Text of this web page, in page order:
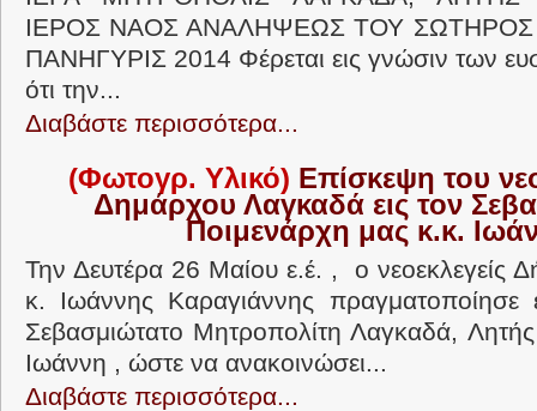
ΙΕΡΟΣ ΝΑΟΣ ΑΝΑΛΗΨΕΩΣ ΤΟΥ ΣΩΤΗΡΟΣ
ΠΑΝΗΓΥΡΙΣ 2014 Φέρεται εις γνώσιν των
ότι την...
Διαβάστε περισσότερα...
(Φωτογρ. Υλικό) Επίσκεψη του
Δημάρχου Λαγκαδά εις τον
Ποιμενάρχη μας κ.κ.
Την Δευτέρα 26 Μαίου ε.έ. , ο νεοεκλεγείς
κ. Ιωάννης Καραγιάννης πραγματοποίησε
Σεβασμιώτατο Μητροπολίτη Λαγκαδά, Λητής
Ιωάννη , ώστε να ανακοινώσει...
Διαβάστε περισσότερα...